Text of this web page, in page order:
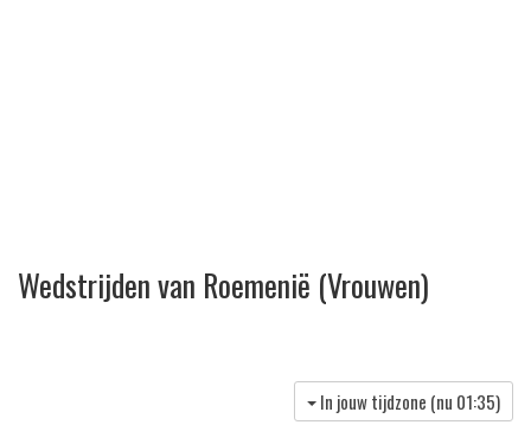
Wedstrijden van Roemenië (Vrouwen)
In jouw tijdzone (nu 01:35)